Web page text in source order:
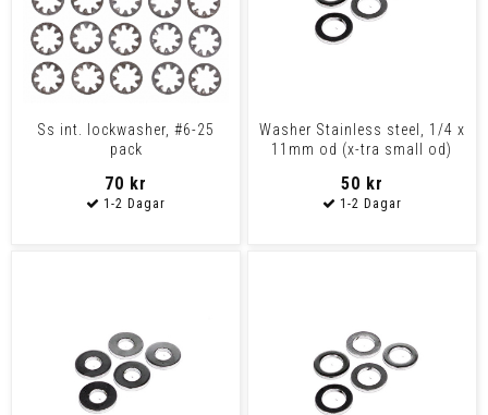
Ss int. lockwasher, #6-25
pack
70 kr
Washer Stainless steel, 1/4 x
11mm od (x-tra small od)
50 kr